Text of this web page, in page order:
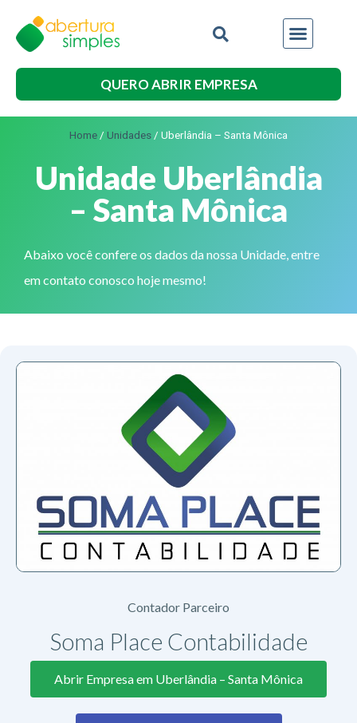
QUERO ABRIR EMPRESA
Home / Unidades / Uberlândia – Santa Mônica
Unidade Uberlândia
– Santa Mônica
Abaixo você confere os dados da nossa Unidade, entre
em contato conosco hoje mesmo!
Contador Parceiro
Soma Place Contabilidade
Abrir Empresa em Uberlândia – Santa Mônica